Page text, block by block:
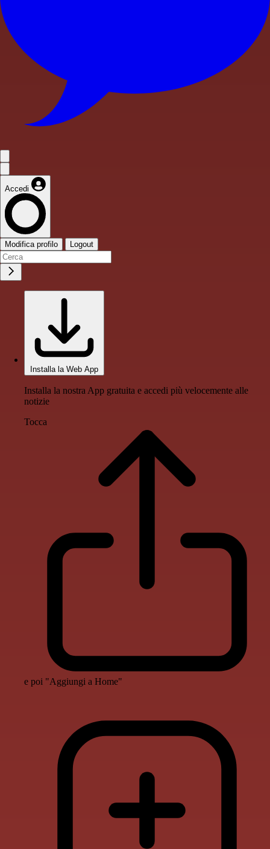
Accedi
Modifica profilo Logout
Installa la Web App
Installa la nostra App gratuita e accedi più velocemente alle
notizie
Tocca
e poi "Aggiungi a Home"